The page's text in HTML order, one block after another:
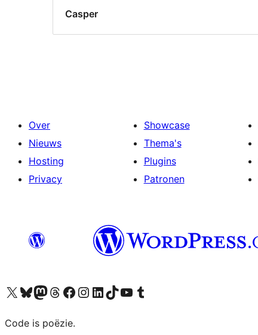
Casper
Over
Nieuws
Hosting
Privacy
Showcase
Thema's
Plugins
Patronen
Bezoek ons X (voorheen Twitter) account
Bezoek ons Bluesky account
Bezoek ons Mastodon account
Bezoek ons Threads account
Onze Facebook pagina bezoeken
Bezoek ons Instagram account
Bezoek ons LinkedIn account
Bezoek ons TikTok account
Bezoek ons YouTube kanaalBezoek ons Tumblr account
Code is poëzie.